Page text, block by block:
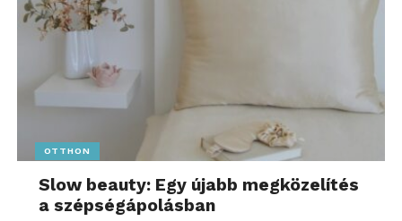
OTTHON
Slow beauty: Egy újabb megközelítés
a szépségápolásban